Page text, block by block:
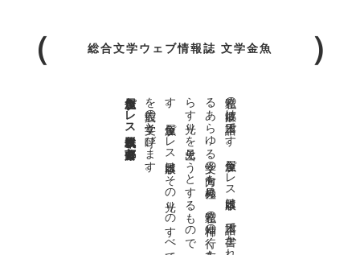
総合文学ウェブ情報誌 文学金魚
私達の
故郷は
日本語で
す
。
金魚屋プ
レ
ス
日本版は
、
日本語で
書か
れ
る
あ
ら
ゆ
る
文学の
方向を
見極め
、
私達の
精神の
行く
末を
照
ら
す
光り
を
見出そ
う
と
す
る
も
の
で
す
。
金魚屋プ
レ
ス
日本版は
そ
の
光り
の
す
べ
て
を
広義の
文学と
呼び
ま
す
。
金魚屋プレス日本版代表 齋藤都